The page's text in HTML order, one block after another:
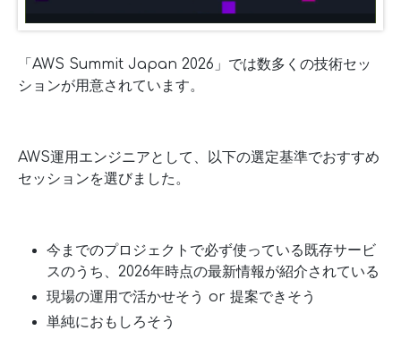
「AWS Summit Japan 2026」では数多くの技術セッ
ションが用意されています。
AWS運用エンジニアとして、以下の選定基準でおすすめ
セッションを選びました。
今までのプロジェクトで必ず使っている既存サービ
スのうち、2026年時点の最新情報が紹介されている
現場の運用で活かせそう or 提案できそう
単純におもしろそう